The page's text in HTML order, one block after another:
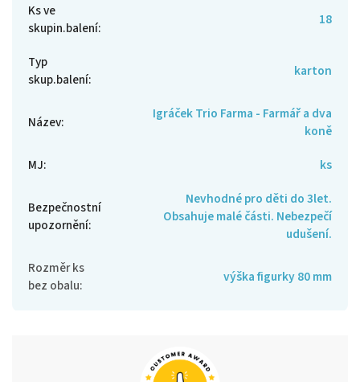
Ks ve
skupin.balení: 18
Typ
skup.balení: karton
Název:
Igráček Trio Farma - Farmář a dva
koně
MJ: ks
Bezpečnostní
upozornění:
Nevhodné pro děti do 3let.
Obsahuje malé části. Nebezpečí
udušení.
Rozměr ks
bez obalu: výška figurky 80 mm